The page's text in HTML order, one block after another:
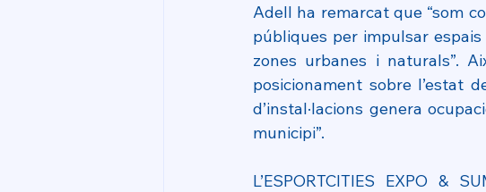
Adell ha remarcat que “som
públiques per impulsar
zones urbanes i naturals”.
posicionament sobre l’estat
d’instal·lacions genera
municipi”.
L’ESPORTCITIES EXPO